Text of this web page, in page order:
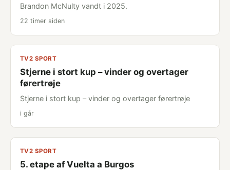
Brandon McNulty vandt i 2025.
22 timer siden
TV2 SPORT
Stjerne i stort kup – vinder og overtager
førertrøje
Stjerne i stort kup – vinder og overtager førertrøje
i går
TV2 SPORT
5. etape af Vuelta a Burgos